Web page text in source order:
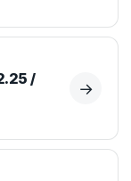
/
→